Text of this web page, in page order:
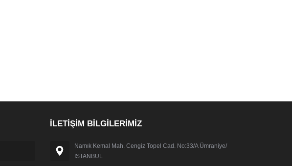
İLETİŞİM BİLGİLERİMİZ
Namık Kemal Mah. Cengiz Topel Cad. No:33/A Ümraniye/
İSTANBUL